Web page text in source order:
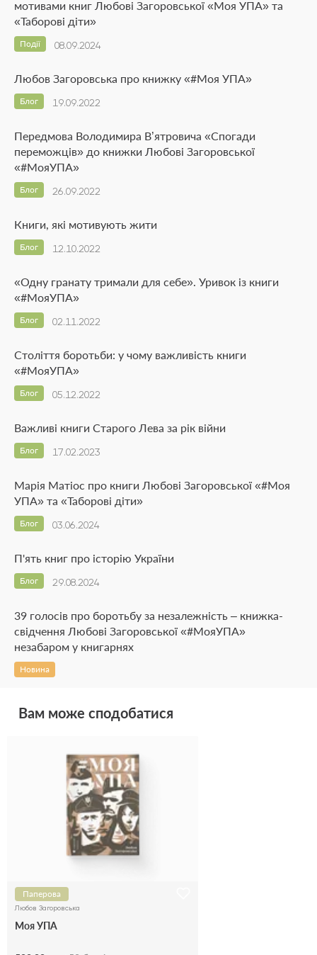
мотивами книг Любові Загоровської «Моя УПА» та
«Таборові діти»
08.09.2024
Події
Любов Загоровська про книжку «#Моя УПА»
19.09.2022
Блог
Передмова Володимира В’ятровича «Спогади
переможців» до книжки Любові Загоровської
«#МояУПА»
26.09.2022
Блог
Книги, які мотивують жити
12.10.2022
Блог
«Одну гранату тримали для себе». Уривок із книги
«#МояУПА»
02.11.2022
Блог
Століття боротьби: у чому важливість книги
«#МояУПА»
05.12.2022
Блог
Важливі книги Старого Лева за рік війни
17.02.2023
Блог
Марія Матіос про книги Любові Загоровської «#Моя
УПА» та «Таборові діти»
03.06.2024
Блог
П'ять книг про історію України
29.08.2024
Блог
39 голосів про боротьбу за незалежність – книжка-
свідчення Любові Загоровської «#МояУПА»
незабаром у книгарнях
Новина
Вам може сподобатися
Паперова
Любов Загоровська
Моя УПА